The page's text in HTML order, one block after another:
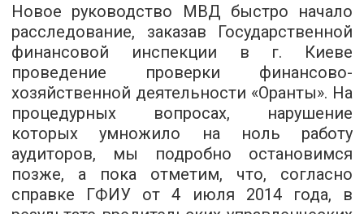
Новое руководство МВД быстро начало
расследование, заказав Государственной
финансовой инспекции в г. Киеве
проведение проверки финансово-
хозяйственной деятельности «Оранты». На
процедурных вопросах, нарушение
которых умножило на ноль работу
аудиторов, мы подробно остановимся
позже, а пока отметим, что, согласно
справке ГФИУ от 4 июля 2014 года, в